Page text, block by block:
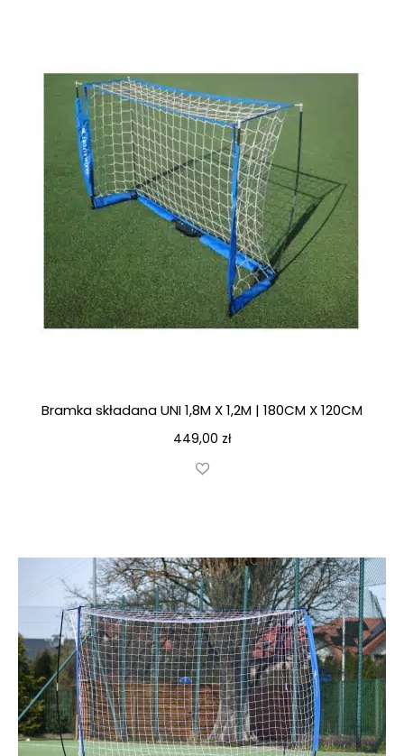
Bramka składana UNI 1,8M X 1,2M | 180CM X 120CM
449,00 zł